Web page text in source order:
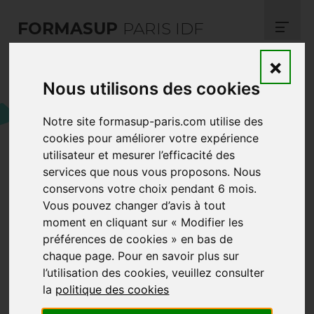
Nous utilisons des cookies
Notre site formasup-paris.com utilise des
cookies pour améliorer votre expérience
utilisateur et mesurer l’efficacité des
services que nous vous proposons. Nous
conservons votre choix pendant 6 mois.
Vous pouvez changer d’avis à tout
moment en cliquant sur « Modifier les
préférences de cookies » en bas de
chaque page. Pour en savoir plus sur
l’utilisation des cookies, veuillez consulter
la politique des cookies
×
FORMASUP PARIS IDF
Notre Career Center :
JobTeaser
Déposez, consultez, postulez ! Le career
center JobTeaser de FORMASUP PARIS
IDF est ouvert aux admis de nos filières et
aux employeurs.
Admis: Développez et diversifiez vos
recherches. Créez votre profil, déposez